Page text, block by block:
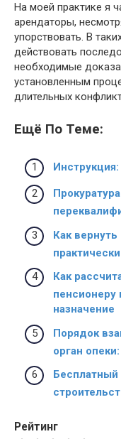
На моей практике я
арендаторы,
упорствовать. В
действовать
необходимые
установленным
длительных
Ещё По Теме:
Как
Как
пенсионеру
назначение
Порядок
орган
Бесплатный
Рейтинг